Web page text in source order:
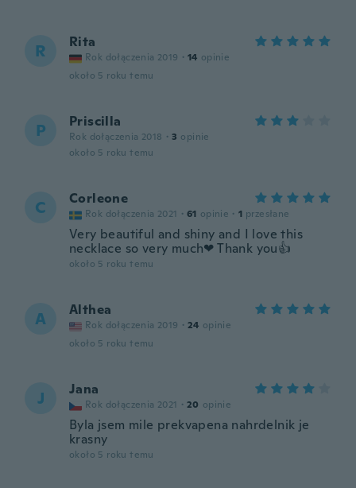
R Rita
Rok dołączenia 2019 · 14 opinie
około 5 roku temu
P Priscilla
Rok dołączenia 2018 · 3 opinie
około 5 roku temu
C Corleone
Rok dołączenia 2021 · 61 opinie · 1 przesłane
Very beautiful and shiny and I love this
necklace so very much❤ Thank you👍
około 5 roku temu
A Althea
Rok dołączenia 2019 · 24 opinie
około 5 roku temu
J Jana
Rok dołączenia 2021 · 20 opinie
Byla jsem mile prekvapena nahrdelnik je
krasny
około 5 roku temu